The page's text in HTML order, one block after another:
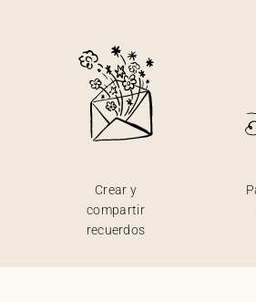
Crear y
compartir
recuerdos